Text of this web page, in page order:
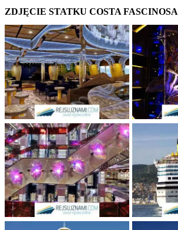
ZDJĘCIE STATKU COSTA FASCINOSA